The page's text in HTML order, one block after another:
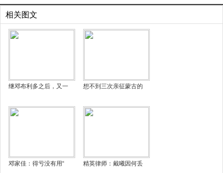
相关图文
继邓布利多之后，又一 想不到三次亲征蒙古的
邓家佳：得亏没有用“ 精英律师：戴曦因何丢